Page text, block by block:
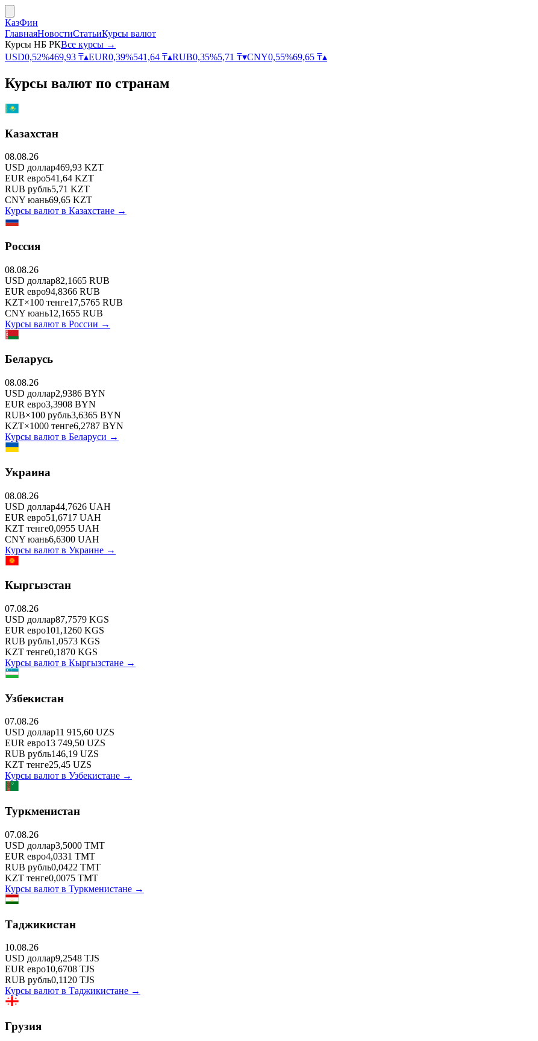
КазФин
ГлавнаяНовостиСтатьиКурсы валют
Курсы НБ РКВсе курсы →
USD0,52%469,93 ₸▴EUR0,39%541,64 ₸▴RUB0,35%5,71 ₸▾CNY0,55%69,65 ₸▴
Курсы валют по странам
Казахстан
08.08.26
USD доллар469,93 KZT
EUR евро541,64 KZT
RUB рубль5,71 KZT
CNY юань69,65 KZT
Курсы валют в Казахстане →
Россия
08.08.26
USD доллар82,1665 RUB
EUR евро94,8366 RUB
KZT×100 тенге17,5765 RUB
CNY юань12,1655 RUB
Курсы валют в России →
Беларусь
08.08.26
USD доллар2,9386 BYN
EUR евро3,3908 BYN
RUB×100 рубль3,6365 BYN
KZT×1000 тенге6,2787 BYN
Курсы валют в Беларуси →
Украина
08.08.26
USD доллар44,7626 UAH
EUR евро51,6717 UAH
KZT тенге0,0955 UAH
CNY юань6,6300 UAH
Курсы валют в Украине →
Кыргызстан
07.08.26
USD доллар87,7579 KGS
EUR евро101,1260 KGS
RUB рубль1,0573 KGS
KZT тенге0,1870 KGS
Курсы валют в Кыргызстане →
Узбекистан
07.08.26
USD доллар11 915,60 UZS
EUR евро13 749,50 UZS
RUB рубль146,19 UZS
KZT тенге25,45 UZS
Курсы валют в Узбекистане →
Туркменистан
07.08.26
USD доллар3,5000 TMT
EUR евро4,0331 TMT
RUB рубль0,0422 TMT
KZT тенге0,0075 TMT
Курсы валют в Туркменистане →
Таджикистан
10.08.26
USD доллар9,2548 TJS
EUR евро10,6708 TJS
RUB рубль0,1120 TJS
Курсы валют в Таджикистане →
Грузия